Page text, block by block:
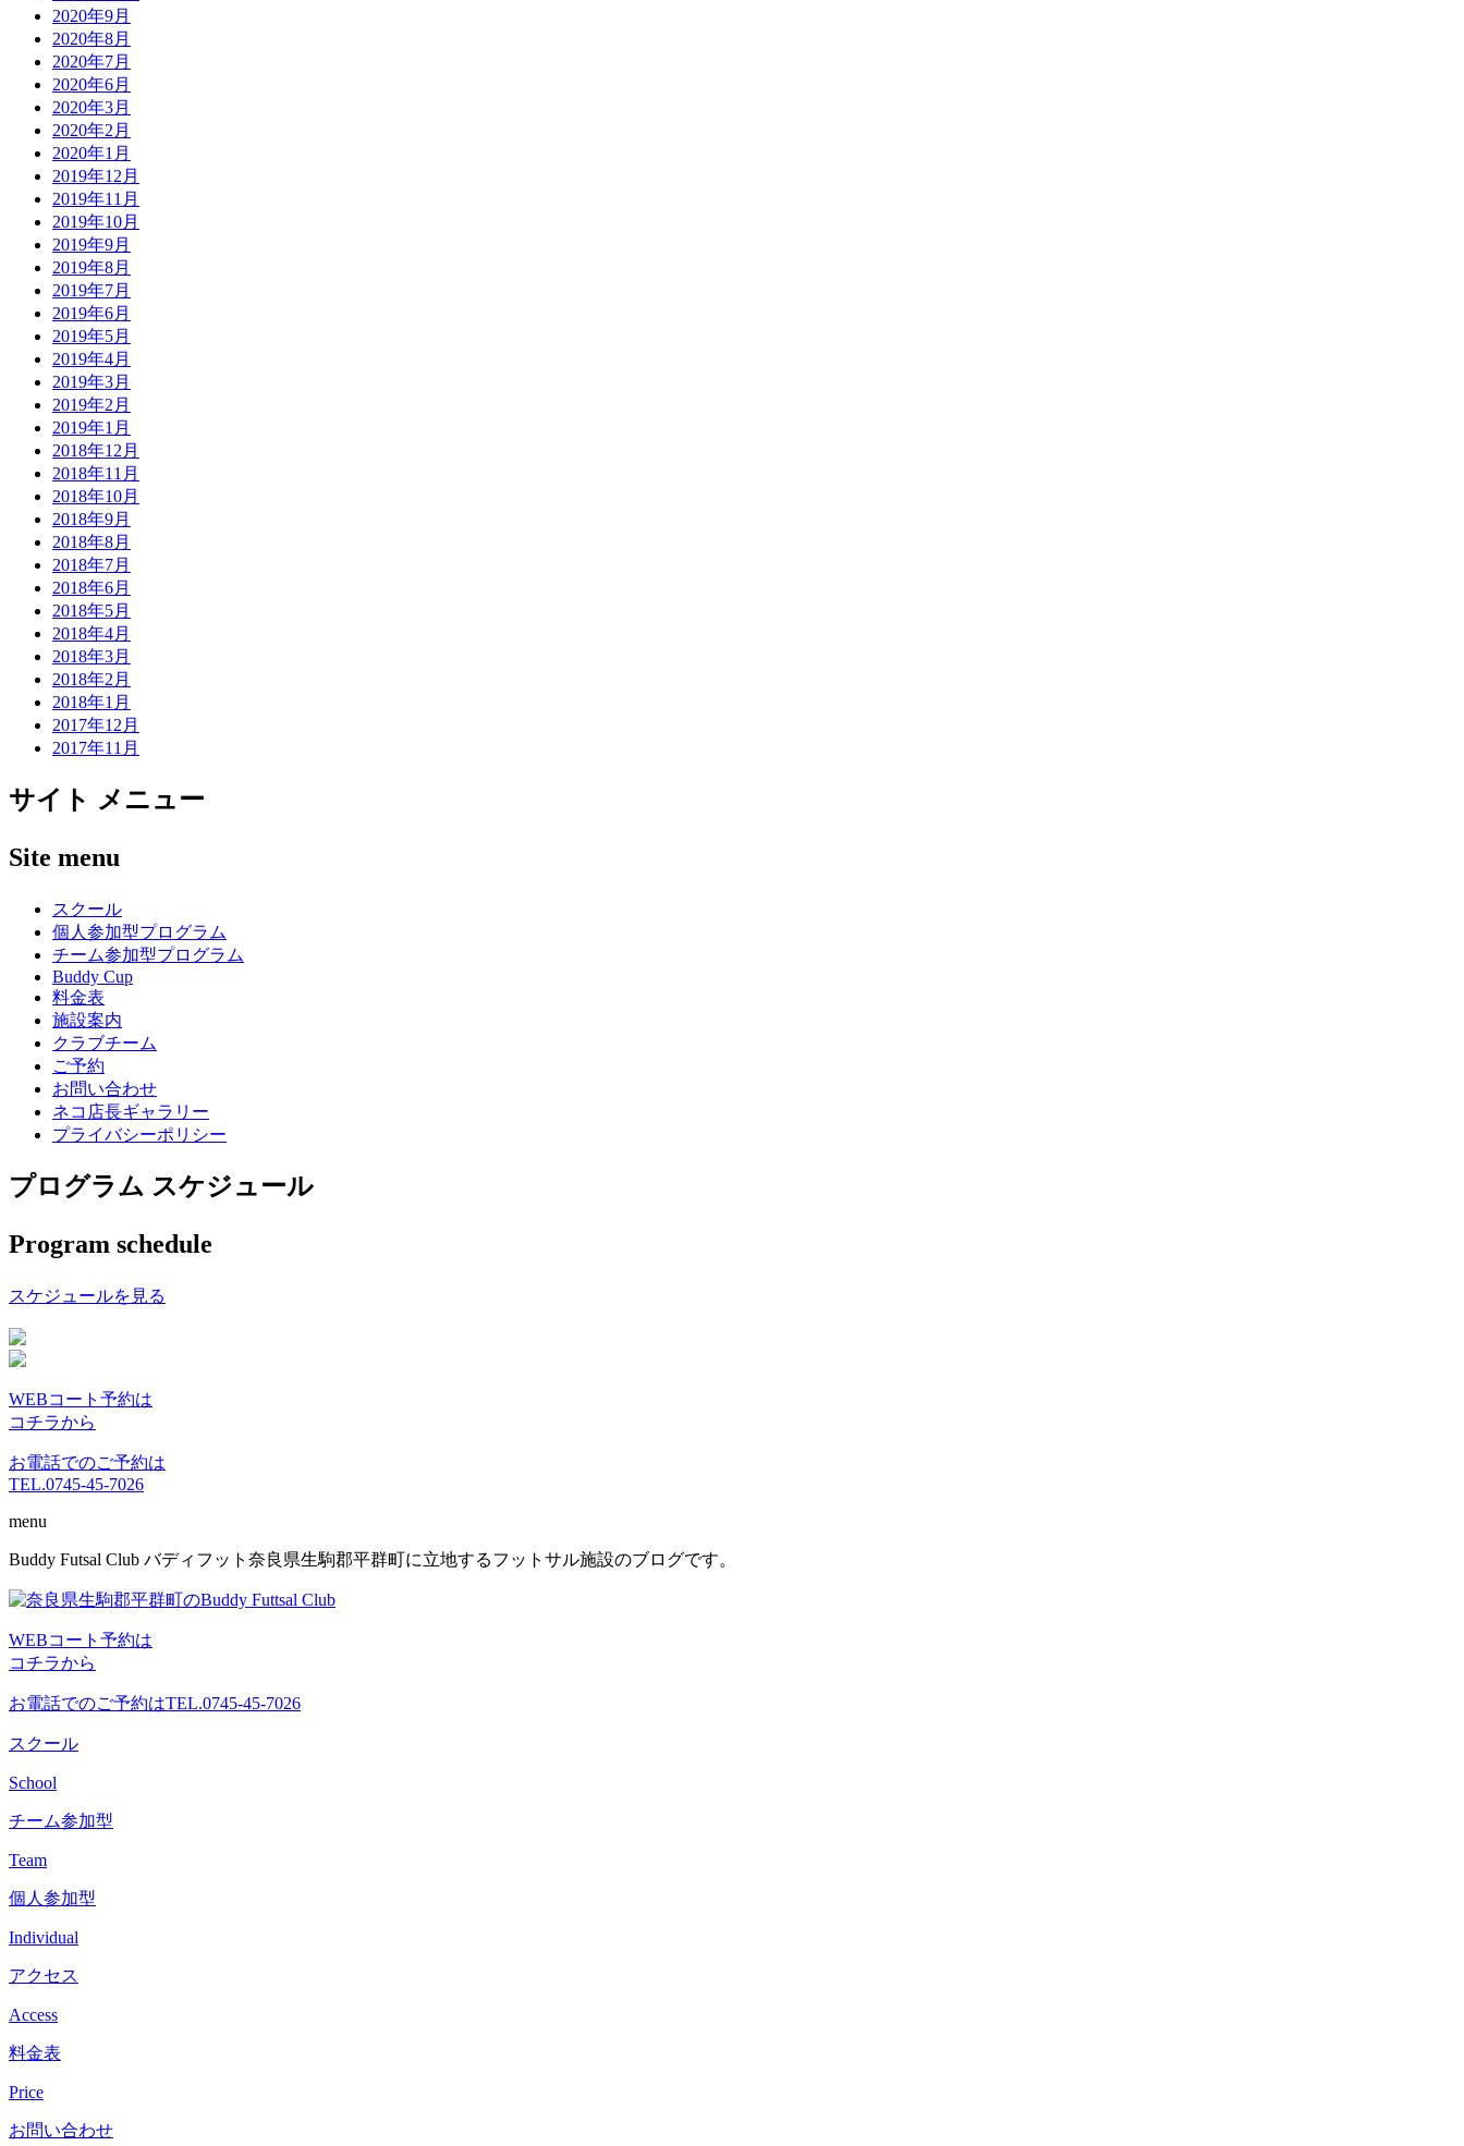
2020年9月
2020年8月
2020年7月
2020年6月
2020年3月
2020年2月
2020年1月
2019年12月
2019年11月
2019年10月
2019年9月
2019年8月
2019年7月
2019年6月
2019年5月
2019年4月
2019年3月
2019年2月
2019年1月
2018年12月
2018年11月
2018年10月
2018年9月
2018年8月
2018年7月
2018年6月
2018年5月
2018年4月
2018年3月
2018年2月
2018年1月
2017年12月
2017年11月
サイト メニュー
Site menu
スクール
個人参加型プログラム
チーム参加型プログラム
Buddy Cup
料金表
施設案内
クラブチーム
ご予約
お問い合わせ
ネコ店長ギャラリー
プライバシーポリシー
プログラム スケジュール
Program schedule
スケジュールを見る
WEBコート予約は
コチラから
お電話でのご予約は
TEL.0745-45-7026
menu
コ
テ
ツ
へ
ス
キ
ッ
Buddy Futsal Club バディフット奈良県生駒郡平群町に立地するフットサル施設のブログです。
WEBコート予約は
コチラから
お電話でのご予約はTEL.0745-45-7026
スクール
School
チーム参加型
Team
個人参加型
Individual
アクセス
Access
料金表
Price
お問い合わせ